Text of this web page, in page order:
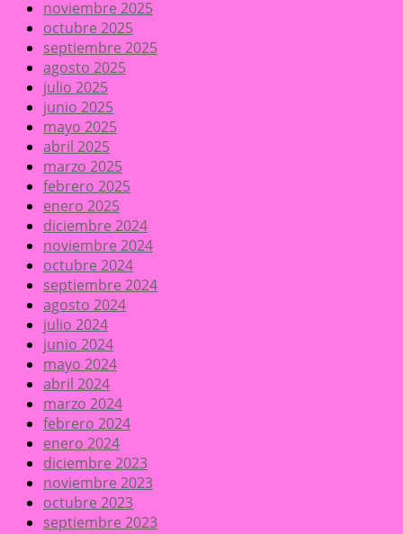
noviembre 2025
octubre 2025
septiembre 2025
agosto 2025
julio 2025
junio 2025
mayo 2025
abril 2025
marzo 2025
febrero 2025
enero 2025
diciembre 2024
noviembre 2024
octubre 2024
septiembre 2024
agosto 2024
julio 2024
junio 2024
mayo 2024
abril 2024
marzo 2024
febrero 2024
enero 2024
diciembre 2023
noviembre 2023
octubre 2023
septiembre 2023